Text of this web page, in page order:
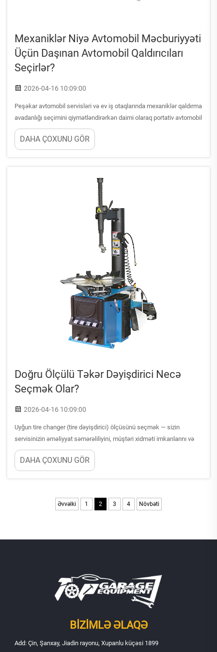
Mexaniklər Niyə Avtomobil Məcburiyyəti
Üçün Daşınan Avtomobil Qaldırıcıları
Seçirlər?
2026-04-16 10:09:00
Peşəkar avtomobil servisləri və ev iş otaqlarında mexaniklər qaldırma
avadanlığı seçimini qiymətləndirərkən daimi olaraq portativ avtomobil
qaldırıcı həllərini üstün tuturlar. Bu üstünlük, unikal tələbləri ödəyən
praktik üstünlüklərin birləşməsindən irəli gəlir...
DAHA ÇOXUNU GÖR
Doğru Ölçülü Təkər Dəyişdirici Necə
Seçmək Olar?
2026-04-16 10:09:00
Uyğun tire changer (tire dəyişdirici) ölçüsünü seçmək — sizin
servisinizin əməliyyat səmərəliliyini, müştəri xidməti imkanlarını və
uzunmüddətli mənfəət qazanmasını birbaşa təsir edən vacib qərardır.
Doğru tire changer (tire dəyişdirici) avadanlığı sizin cari dövrə
DAHA ÇOXUNU GÖR
Əvvəlki 1 2 3 4 Növbəti
BIZIMLƏ ƏLAQƏ
Add: Çin, Şanxay, Jiadin rayonu, Xupanlu küçəsi 1899